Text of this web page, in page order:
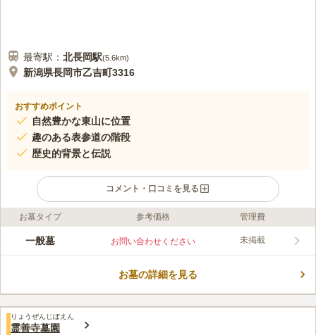
最寄駅： 北長岡駅(5.6km)
新潟県長岡市乙吉町3316
おすすめポイント
自然豊かな東山に位置
趣のある表参道の階段
歴史的背景と伝説
コメント・口コミを見る
口コミ評価
この霊園はまだ誰からも評価されていません。
お墓タイプ 参考価格 管理費
一般墓 お問い合わせください 未掲載
お墓の詳細を見る
りょうぜんじぼえん
霊善寺墓園